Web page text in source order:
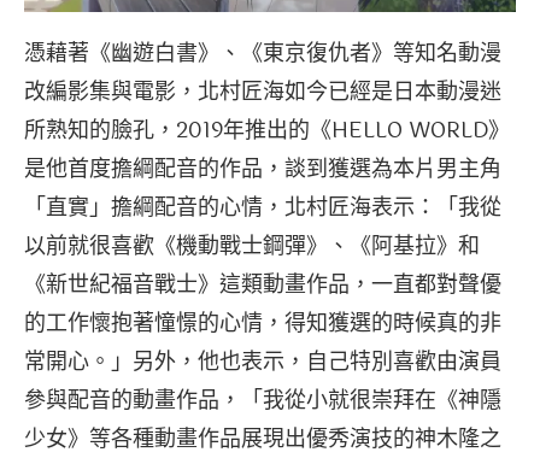
憑藉著《幽遊白書》、《東京復仇者》等知名動漫
改編影集與電影，北村匠海如今已經是日本動漫迷
所熟知的臉孔，2019年推出的《HELLO WORLD》
是他首度擔綱配音的作品，談到獲選為本片男主角
「直實」擔綱配音的心情，北村匠海表示：「我從
以前就很喜歡《機動戰士鋼彈》、《阿基拉》和
《新世紀福音戰士》這類動畫作品，一直都對聲優
的工作懷抱著憧憬的心情，得知獲選的時候真的非
常開心。」另外，他也表示，自己特別喜歡由演員
參與配音的動畫作品，「我從小就很崇拜在《神隱
少女》等各種動畫作品展現出優秀演技的神木隆之